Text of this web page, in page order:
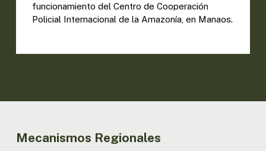
funcionamiento del Centro de Cooperación
Policial Internacional de la Amazonía, en Manaos.
Mecanismos Regionales